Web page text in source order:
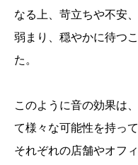
なる上、苛立ちや不安
弱まり、穏やかに待つ
た。
このように音の効果は
て様々な可能性を持って
それぞれの店舗やオフ